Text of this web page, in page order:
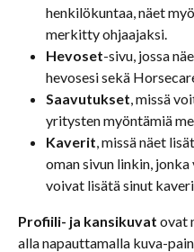
henkilökuntaa, näet
merkitty ohjaajaksi.
Hevoset-sivu, jossa
hevosesi sekä
Saavutukset, missä
yritysten myöntämiä
Kaverit, missä näet
oman sivun linkin,
voivat lisätä sinut
Profiili- ja kansikuvat ovat
alla napauttamalla kuva-